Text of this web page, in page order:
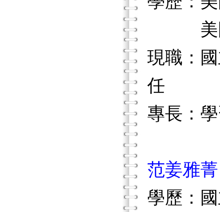
美國
現職：
任
專長：
范姜雅菁
學歷：